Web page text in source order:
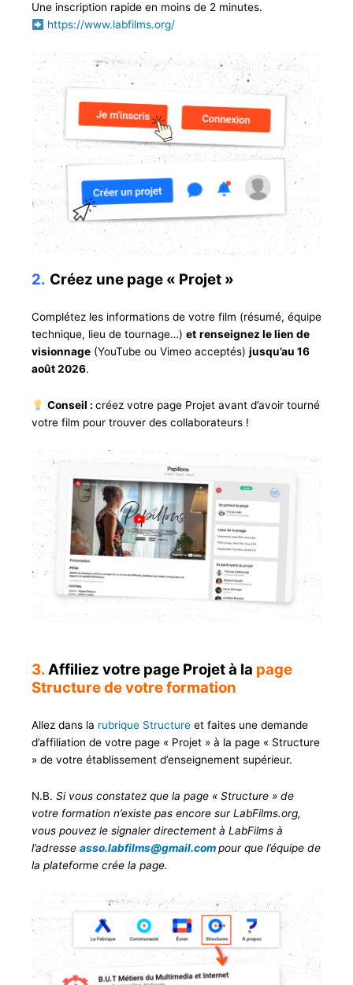
Une inscription rapide en moins de 2 minutes.
https://www.labfilms.org/
2. Créez une page « Projet »
Complétez les informations de votre film (résumé, équipe
technique, lieu de tournage…) et renseignez le lien de
visionnage (YouTube ou Vimeo acceptés) jusqu’au 16
août 2026.
Conseil : créez votre page Projet avant d’avoir tourné
votre film pour trouver des collaborateurs !
3.Affiliez votre page Projet à la page
Structure de votre formation
Allez dans la rubrique Structure et faites une demande
d’affiliation de votre page « Projet » à la page « Structure
» de votre établissement d’enseignement supérieur.
N.B. Si vous constatez que la page « Structure » de
votre formation n’existe pas encore sur LabFilms.org,
vous pouvez le signaler directement à LabFilms à
l’adresse asso.labfilms@gmail.compour que l’équipe de
la plateforme crée la page.